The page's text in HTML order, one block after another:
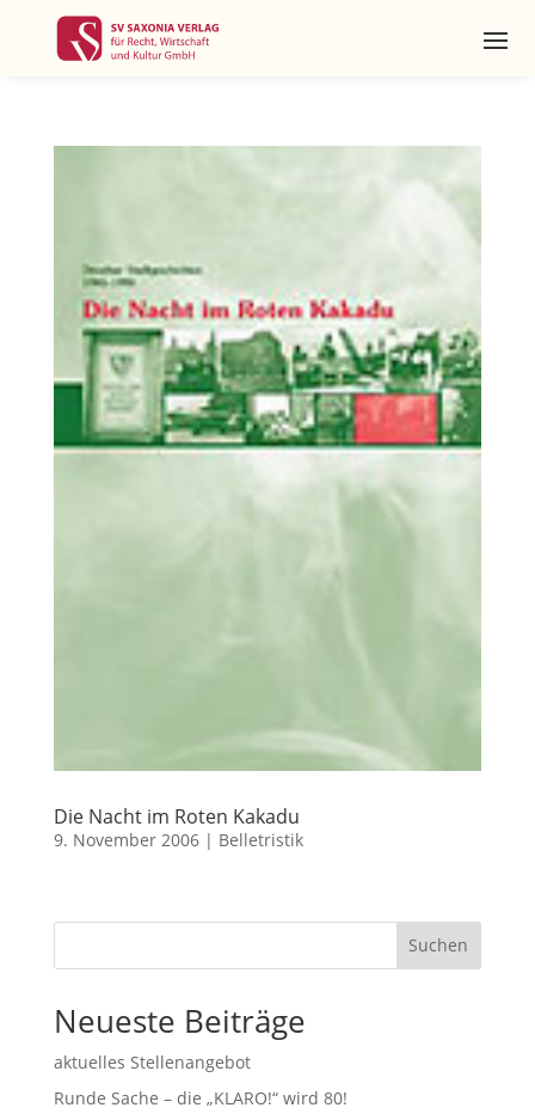
Die Nacht im Roten Kakadu
9. November 2006| Belletristik
Suchen
Neueste Beiträge
aktuelles Stellenangebot
Runde Sache – die „KLARO!“ wird 80!